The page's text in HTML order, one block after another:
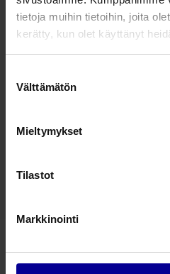
tietoja muihin tietoihin, joita
kerätty, kun olet käyttänyt
valinta
Välttämätön
Mieltymykset
Tilastot
Markkinointi
CIMPAX®